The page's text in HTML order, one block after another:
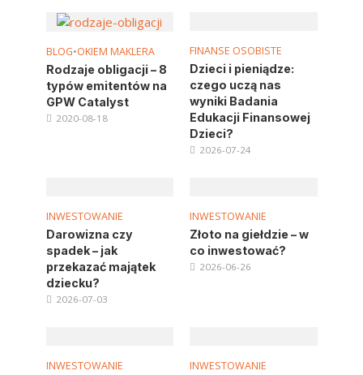
BLOG•OKIEM MAKLERA
Rodzaje obligacji – 8
typów emitentów na
GPW Catalyst
2020-08-18
FINANSE OSOBISTE
Dzieci i pieniądze:
czego uczą nas
wyniki Badania
Edukacji Finansowej
Dzieci?
2026-07-24
INWESTOWANIE
Darowizna czy
spadek – jak
przekazać majątek
dziecku?
2026-07-03
INWESTOWANIE
Złoto na giełdzie – w
co inwestować?
2026-06-26
INWESTOWANIE
INWESTOWANIE